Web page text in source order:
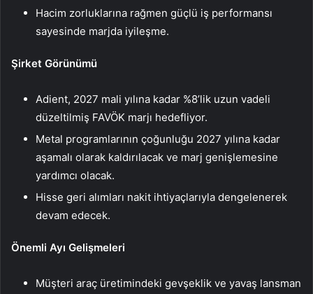
Hacim zorluklarına rağmen güçlü iş performansı
sayesinde marjda iyileşme.
Şirket Görünümü
Adient, 2027 mali yılına kadar %8’lik uzun vadeli
düzeltilmiş FAVÖK marjı hedefliyor.
Metal programlarının çoğunluğu 2027 yılına kadar
aşamalı olarak kaldırılacak ve marj genişlemesine
yardımcı olacak.
Hisse geri alımları nakit ihtiyaçlarıyla dengelenerek
devam edecek.
Önemli Ayı Gelişmeleri
Müşteri araç üretimindeki gevşeklik ve yavaş lansman